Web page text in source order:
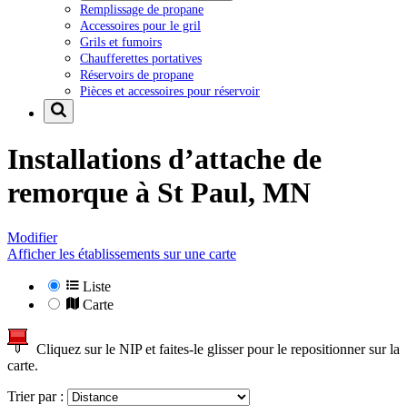
Remplissage de propane
Accessoires pour le gril
Grils et fumoirs
Chaufferettes portatives
Réservoirs de propane
Pièces et accessoires pour réservoir
Installations d’attache de
remorque à St Paul, MN
Modifier
Afficher les établissements sur une carte
Liste
Carte
Cliquez sur le NIP et faites-le glisser pour le repositionner sur la
carte.
Trier par :